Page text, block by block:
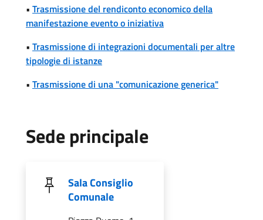
• Trasmissione del rendiconto economico della
manifestazione evento o iniziativa
• Trasmissione di integrazioni documentali per altre
tipologie di istanze
• Trasmissione di una "comunicazione generica"
Sede principale
Sala Consiglio
Comunale